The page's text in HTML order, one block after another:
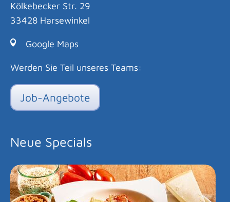
Kölkebecker Str. 29
33428 Harsewinkel
Google Maps
Werden Sie Teil unseres Teams:
Job-Angebote
Neue Specials